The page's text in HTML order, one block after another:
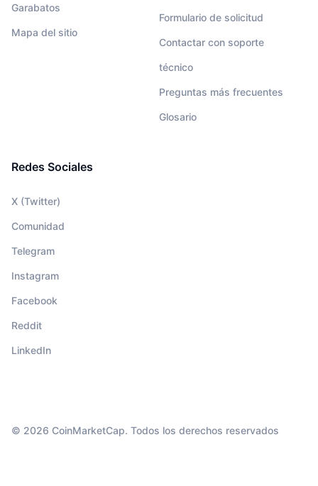
Garabatos
Mapa del sitio
Formulario de solicitud
Contactar con soporte
técnico
Preguntas más frecuentes
Glosario
Redes Sociales
X (Twitter)
Comunidad
Telegram
Instagram
Facebook
Reddit
LinkedIn
© 2026 CoinMarketCap. Todos los derechos reservados